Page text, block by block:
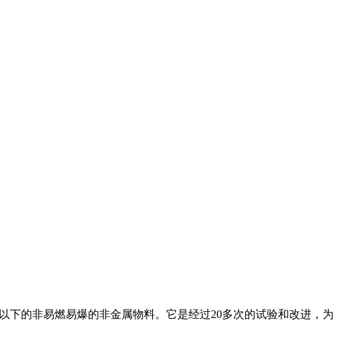
的非易燃易爆的非金属物料。它是经过20多次的试验和改进，为